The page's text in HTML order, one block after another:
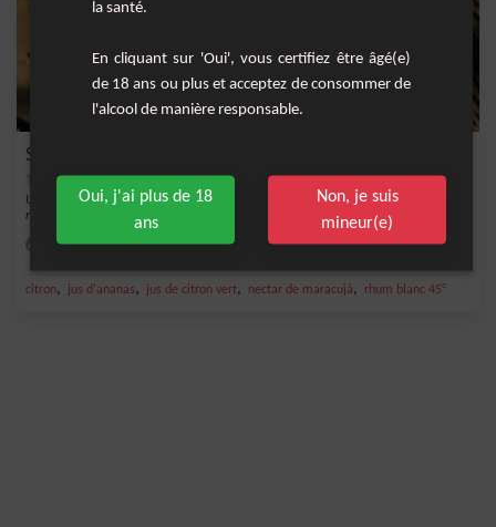
Spicy Planteur
Une variante du Planteur en un peu plus éplicé ! Une boisson toujours aussi
rafraîchiss...
Facile
citron, jus d'ananas, jus de citron vert, nectar de maracujà, rhum blanc 45°
la santé.
En cliquant sur 'Oui', vous certifiez être âgé(e)
de 18 ans ou plus et acceptez de consommer de
l'alcool de manière responsable.
Oui, j'ai plus de 18
ans
Non, je suis
mineur(e)